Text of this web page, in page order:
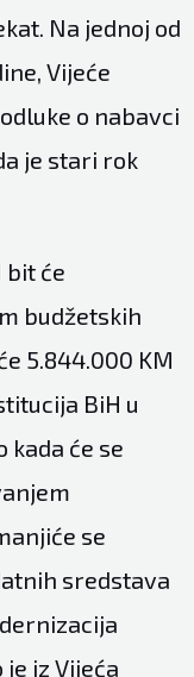
Na jednoj od
Vijeće
o nabavci
je stari rok
bit će
budžetskih
5.844.000 KM
BiH u
kada će se
se
sredstava
je iz Vijeća